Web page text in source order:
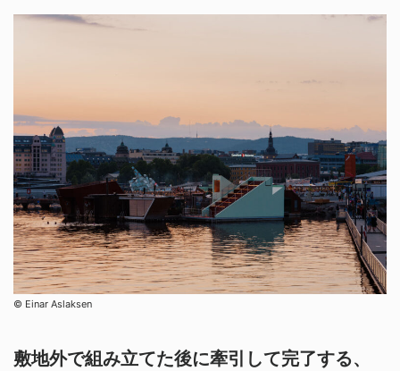
© Einar Aslaksen
敷地外で組み立てた後に牽引して完了する、